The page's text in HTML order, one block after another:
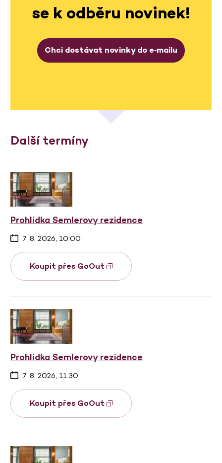
se k odběru novinek!
Chci dostávat novinky do e‑mailu
Další termíny
Prohlídka Semlerovy rezidence
7. 8. 2026, 10:00
Koupit přes GoOut
Prohlídka Semlerovy rezidence
7. 8. 2026, 11:30
Koupit přes GoOut